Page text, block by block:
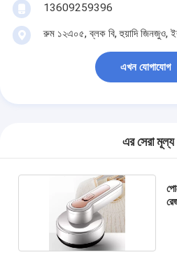
13609259396
রুম ১২এ০৫, ব্লক বি, হুয়াদি জিনজুও,
এখন যোগাযোগ
এর সেরা মূল্য